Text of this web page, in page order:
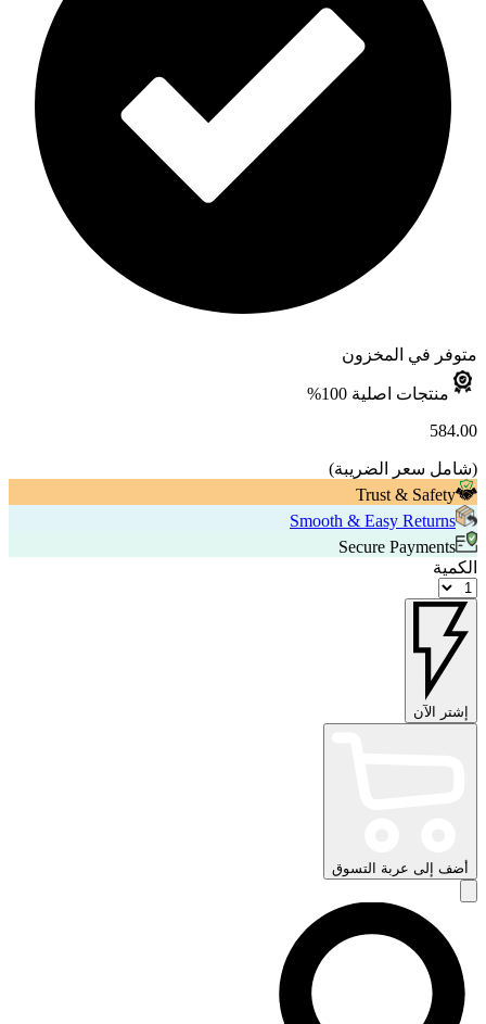
متوفر في المخزون
منتجات اصلية 100%
584.00
(شامل سعر الضريبة)
Trust & Safety
Smooth & Easy Returns
Secure Payments
الكمية
إشتر الآن
أضف إلى عربة التسوق